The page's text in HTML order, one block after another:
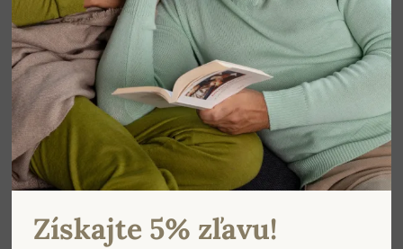
Získajte 5% zľavu!